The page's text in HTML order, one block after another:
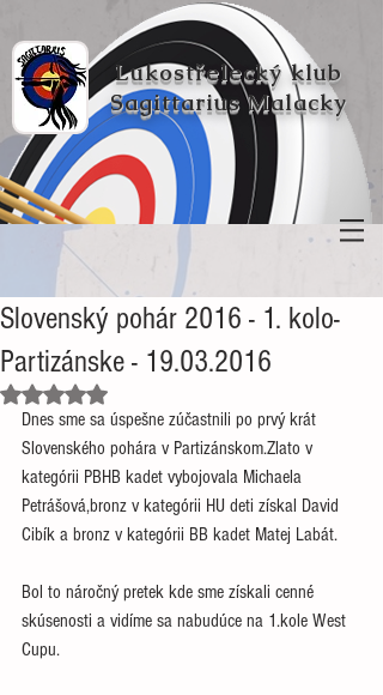
Lukostřelecký klub
Sagittarius Malacky
Slovenský pohár 2016 - 1. kolo-
Partizánske - 19.03.2016
Hodnoceno NaN z 5 hvězdiček.
Dnes sme sa úspešne zúčastnili po prvý krát
Slovenského pohára v Partizánskom.Zlato v
kategórii PBHB kadet vybojovala Michaela
Petrášová,bronz v kategórii HU deti získal David
Cibík a bronz v kategórii BB kadet Matej Labát.
Bol to náročný pretek kde sme získali cenné
skúsenosti a vidíme sa nabudúce na 1.kole West
Cupu.